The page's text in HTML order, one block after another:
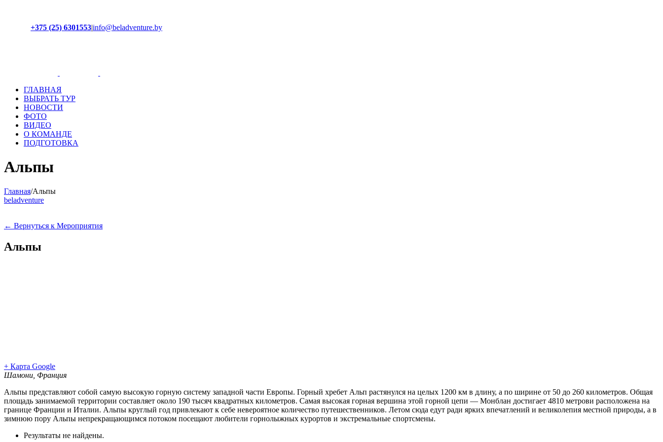
+375 (25) 6301553|info@beladventure.by
ГЛАВНАЯ
ВЫБРАТЬ ТУР
НОВОСТИ
ФОТО
ВИДЕО
О КОМАНДЕ
ПОДГОТОВКА
Альпы
Главная/Альпы
beladventure
← Вернуться к Мероприятия
Альпы
+ Карта Google
Шамони Франция
Альпы представляют собой самую высокую горную систему западной части Европы. Горный хребет Альп растянулся на целых 1200 км в длину, а по ширине от 50 до 260 километров. Общая
площадь занимаемой территории составляет около 190 тысяч квадратных километров. Самая высокая горная вершина этой горной цепи — Монблан достигает 4810 метрови расположена на
границе Франции и Италии. Альпы круглый год привлекают к себе невероятное количество путешественников. Летом сюда едут ради ярких впечатлений и великолепия местной природы, а в
зимнюю пору Альпы непрекращающимся потоком посещают любители горнолыжных курортов и экстремальные спортсмены.
Результаты не найдены.